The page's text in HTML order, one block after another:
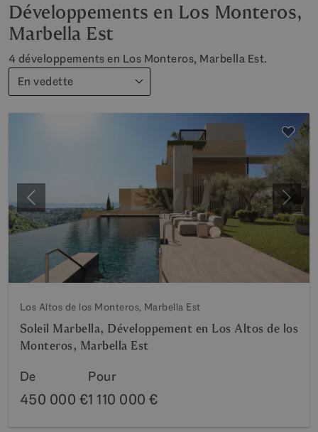
Développements en Los Monteros,
Marbella Est
4 développements en Los Monteros, Marbella Est.
En vedette
Précédent
Los Altos de los Monteros, Marbella Est
Soleil Marbella, Développement en Los Altos de los
Monteros, Marbella Est
De
450 000 €
Pour
1 110 000 €